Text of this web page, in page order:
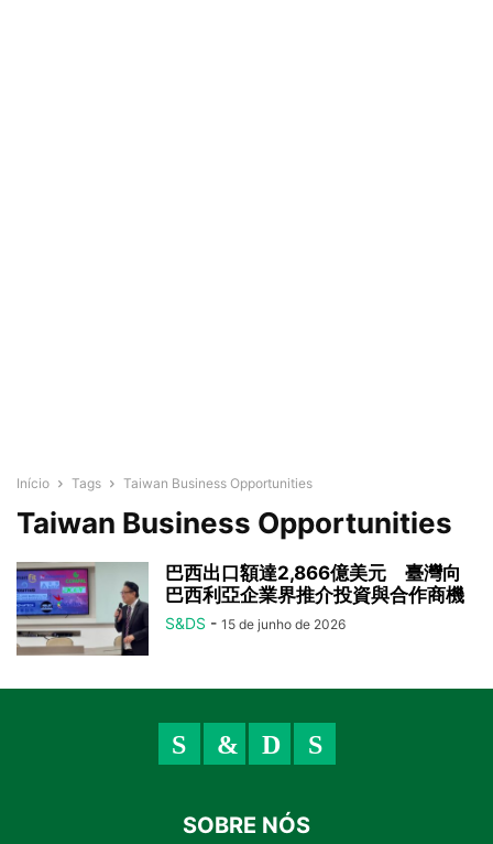
Início Tags Taiwan Business Opportunities
Taiwan Business Opportunities
巴西出口額達2,866億美元 臺灣向
巴西利亞企業界推介投資與合作商機
S&DS - 15 de junho de 2026
SOBRE NÓS